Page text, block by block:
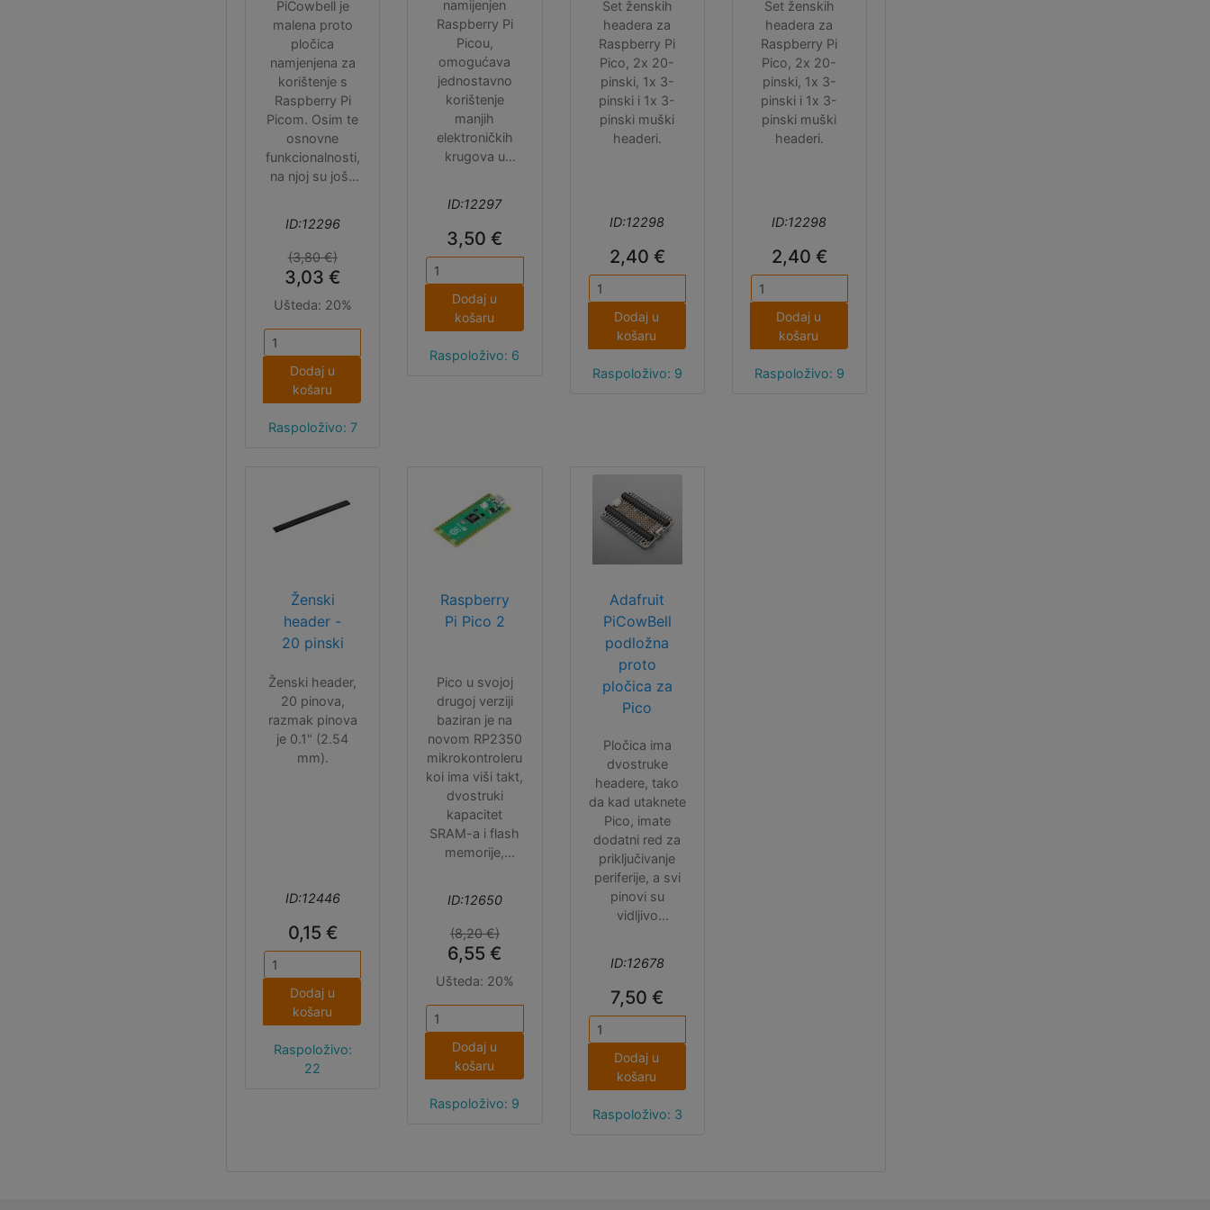
PiCowbell je
malena proto
pločica
namjenjena za
korištenje s
Raspberry Pi
Picom. Osim te
osnovne
funkcionalnosti,
na njoj su još i
QT/Qwiic/Easy
C I2C konektor.
Pločica ne
dolazi s
headerima,
možete izabrati
neke iz naše
ponude ili čak
direktno
zalemiti Pico na
pločicu.
ID:12296
(3,80 €)
3,03 €
Ušteda: 20%
Dodaj u
košaru
Raspoloživo: 7
namijenjen
Raspberry Pi
Picou,
omogućava
jednostavno
korištenje
manjih
elektroničkih
krugova u
dolazi s
headerima,
možete izabrati
dostupnih iz
naše ponude.
ID:12297
3,50 €
Dodaj u
košaru
Raspoloživo: 6
Set ženskih
headera za
Raspberry Pi
Pico, 2x 20-
pinski, 1x 3-
pinski i 1x 3-
pinski muški
headeri.
ID:12298
2,40 €
Dodaj u
košaru
Raspoloživo: 9
Set ženskih
headera za
Raspberry Pi
Pico, 2x 20-
pinski, 1x 3-
pinski i 1x 3-
pinski muški
headeri.
ID:12298
2,40 €
Dodaj u
košaru
Raspoloživo: 9
Ženski
header -
20 pinski
Ženski header,
20 pinova,
razmak pinova
je 0.1" (2.54
mm).
ID:12446
0,15 €
Dodaj u
košaru
Raspoloživo:
22
Raspberry
Pi Pico 2
Pico u svojoj
drugoj verziji
baziran je na
novom RP2350
mikrokontroleru
koi ima viši takt,
dvostruki
kapacitet
SRAM-a i flash
memorije,
jezgre i
opcionalne
RISC-V jezgre,
nove
sigurnosne
mogućnosti i
dodatne PIO
kanale, a u isto
vrijeme
zadržava
hardversku i
ID:12650
(8,20 €)
6,55 €
Ušteda: 20%
Dodaj u
košaru
Raspoloživo: 9
Adafruit
PiCowBell
podložna
proto
pločica za
Pico
Pločica ima
dvostruke
headere, tako
da kad utaknete
Pico, imate
dodatni red za
priključivanje
periferije, a svi
pinovi su
vidljivo
protoborda
između
headera, tu je i
bočna reset
tipka, kao i
EasyC/Qwiic/St
emma QT
lakše
ID:12678
7,50 €
Dodaj u
košaru
Raspoloživo: 3